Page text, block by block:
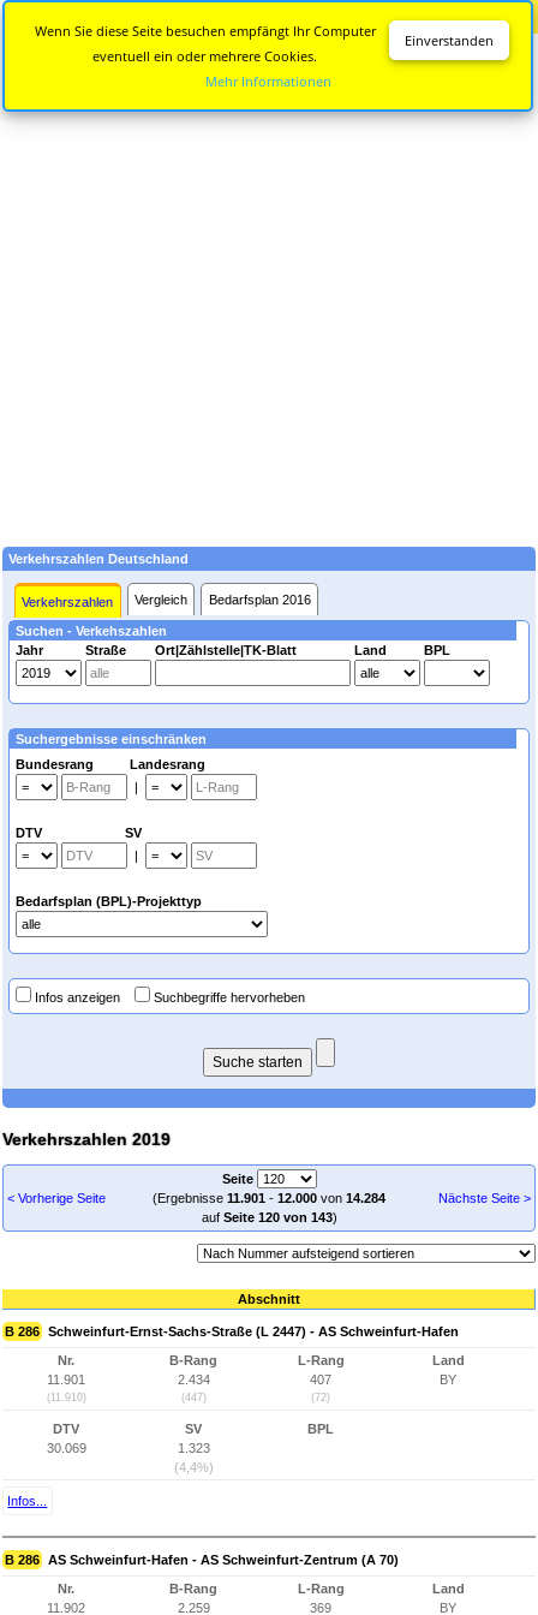
Verkehrszahlen Deutschland
Verkehrszahlen Vergleich Bedarfsplan 2016
Suchen - Verkehszahlen
Jahr
Straße Ort|Zählstelle|TK-Blatt Land BPL
Suchergebnisse einschränken
Bundesrang Landesrang
|
DTV SV
|
Bedarfsplan (BPL)-Projekttyp
Infos anzeigen Suchbegriffe hervorheben
Verkehrszahlen 2019
< Vorherige Seite
Seite
(Ergebnisse 11.901 - 12.000 von 14.284
auf Seite 120 von 143)
Nächste Seite >
Abschnitt
B 286 Schweinfurt-Ernst-Sachs-Straße (L 2447) - AS Schweinfurt-Hafen
Nr.
11.901
(11.910)
B-Rang
2.434
(447)
L-Rang
407
(72)
Land
BY
DTV
30.069
SV
1.323
(4,4%)
BPL
Infos...
B 286 AS Schweinfurt-Hafen - AS Schweinfurt-Zentrum (A 70)
Nr.
11.902
B-Rang
2.259
L-Rang
369
Land
BY
Einverstanden
Wenn Sie diese Seite besuchen empfängt Ihr Computer
eventuell ein oder mehrere Cookies.
Mehr Informationen